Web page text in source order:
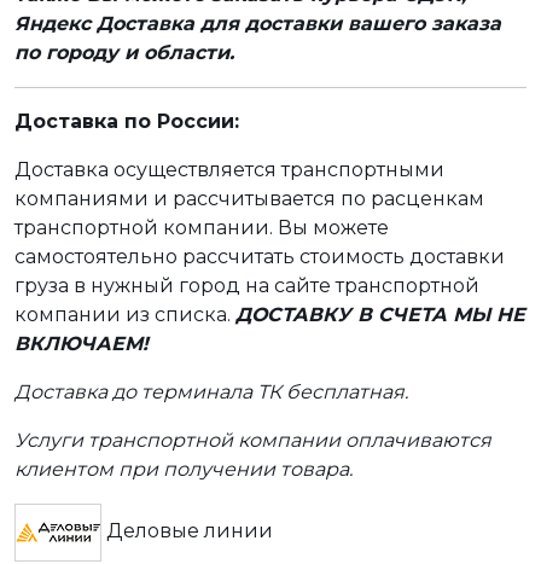
Яндекс Доставка для доставки вашего заказа
по городу и области.
Доставка по России:
Доставка осуществляется транспортными
компаниями и рассчитывается по расценкам
транспортной компании. Вы можете
самостоятельно рассчитать стоимость доставки
груза в нужный город на сайте транспортной
компании из списка. ДОСТАВКУ В СЧЕТА МЫ НЕ
ВКЛЮЧАЕМ!
Доставка до терминала ТК бесплатная.
Услуги транспортной компании оплачиваются
клиентом при получении товара.
Деловые линии